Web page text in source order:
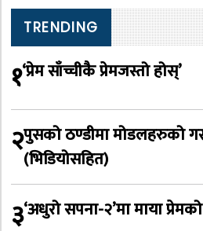
TRENDING
१‘प्रेम साँच्चीकै प्रेमजस्तो होस्’
२पुसको ठण्डीमा मोडलहरुको
(भिडियोसहित)
३‘अधुरो सपना-२’मा माया